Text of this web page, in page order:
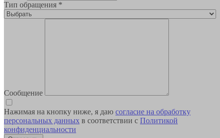
Тип обращения *
Сообщение
Нажимая на кнопку ниже, я даю согласие на обработку
персональных данных в соответствии с Политикой
конфиденциальности